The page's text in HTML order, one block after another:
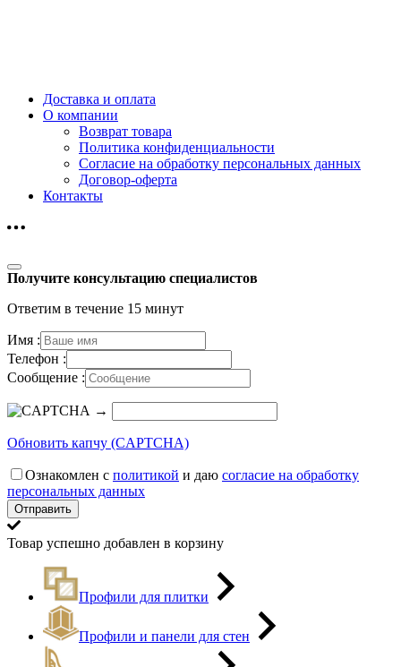
Доставка и оплата
О компании
Возврат товара
Политика конфиденциальности
Согласие на обработку персональных данных
Договор-оферта
Контакты
Получите консультацию специалистов
Ответим в течение 15 минут
Имя :
Телефон :
Сообщение :
→
Обновить капчу (CAPTCHA)
Ознакомлен с политикой и даю согласие на обработку
персональных данных
Товар успешно добавлен в корзину
Профили для плитки
Профили и панели для стен